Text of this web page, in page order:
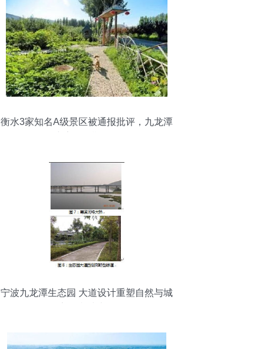
衡水3家知名A级景区被通报批评，九龙潭
宁波九龙潭生态园 大道设计重塑自然与城